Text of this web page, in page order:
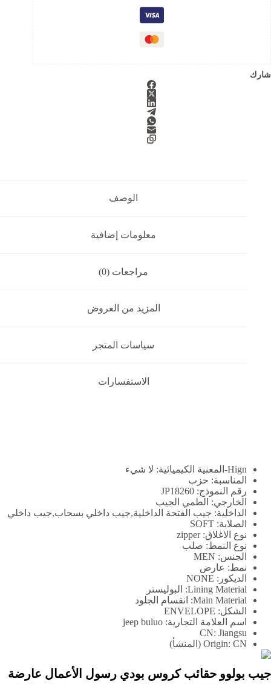
شارك
الوصف
معلومات إضافية
مراجعات (0)
المزيد من العروض
سياسات المتجر
الاستفسارات
Hign-المعنية الكيميائية:
لا شيء
المناسبة: حزب
رقم النموذج: JP18260
الخارجي: الطمي الجيب
الداخلية: جيب الفتحة الداخلية,جيب داخلي بسحاب,جيب داخلي
الصلابة: SOFT
نوع الاغلاق:zipper
نوع النمط: صلب
الجنس: MEN
نمط: عارض
الديكور: NONE
Lining Material:
البوليستر
Main Material:
انقسام الجلود
الشكل: ENVELOPE
اسم العلامة التجارية: jeep buluo
CN: Jiangsu
Origin: CN (المنشأ)